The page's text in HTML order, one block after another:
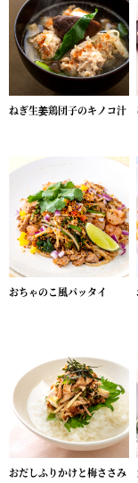
ねぎ生姜鶏団子のキノコ汁
おちゃのこ風パッタイ
おだしふりかけと梅ささみ